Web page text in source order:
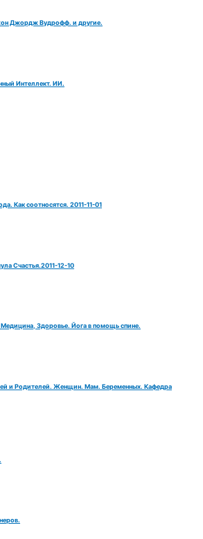
Джордж Вудрофф. и другие.
Интеллект. ИИ.
Как соотносятся. 2011-11-01
Счастья.2011-12-10
Здоровье. Йога в помощь спине.
и Родителей. Женщин. Мам. Беременных. Кафедра